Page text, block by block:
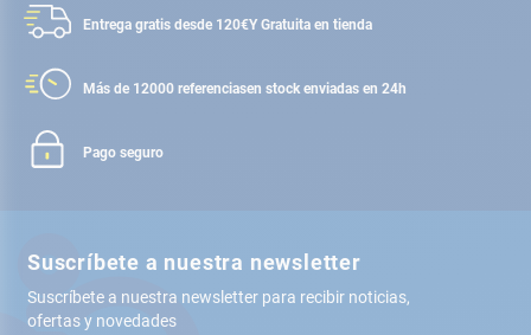
Entrega gratis desde 120€Y Gratuita en tienda
Más de 12000 referenciasen stock enviadas en 24h
Pago seguro
Suscríbete a nuestra newsletter
Suscríbete a nuestra newsletter para recibir noticias,
ofertas y novedades